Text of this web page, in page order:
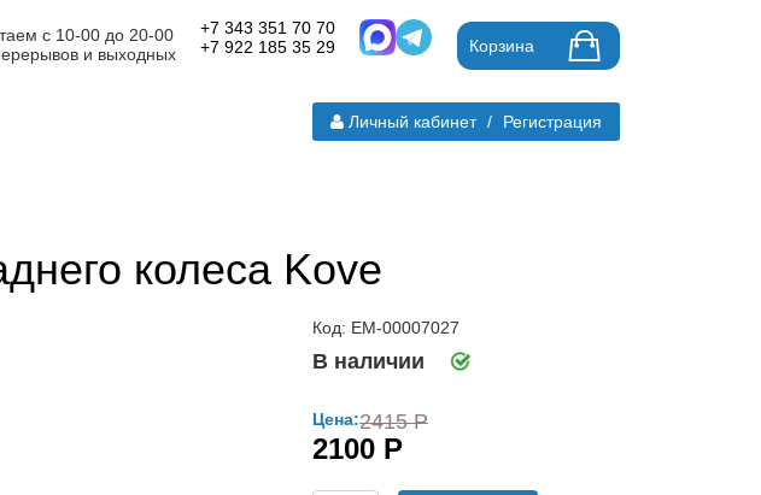
с 10-00 до 20-00
и выходных
+7 343 351 70 70
+7 922 185 35 29
Корзина
Личный кабинет / Регистрация
колеса Kove
Код: ЕМ-00007027
В наличии
Цена:2415 Р
2100 Р